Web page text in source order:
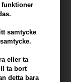
funktioner
samtycke
eller ta
ta bort
detta bara